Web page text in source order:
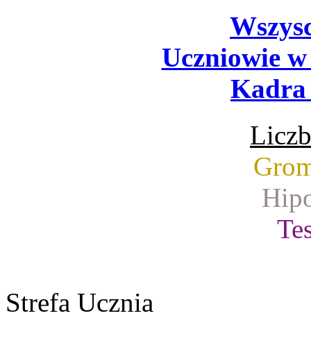
Uczniowie
Kadra
Strefa Ucznia